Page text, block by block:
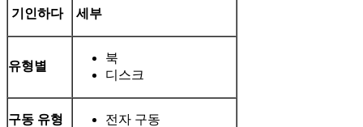
기인하다 세부
유형별
북
디스크
구동 유형
전자 구동